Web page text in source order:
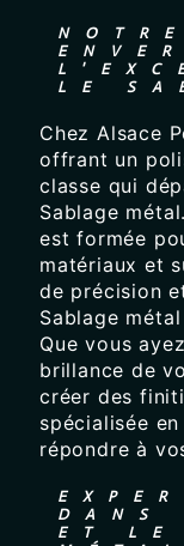
LE
Chez Alsace
offrant un
classe qui
Sablage
est formée
matériaux et
de précision
Sablage
Que vous
brillance de
créer des
spécialisée
répondre à
DANS
ET LE